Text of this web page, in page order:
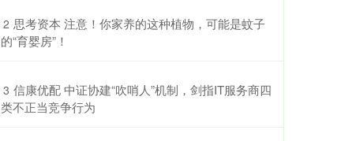
2 ​思考资本 注意！你家养的这种植物，可能是蚊子
的“育婴房”！
3 ​信康优配 中证协建“吹哨人”机制，剑指IT服务商四
类不正当竞争行为